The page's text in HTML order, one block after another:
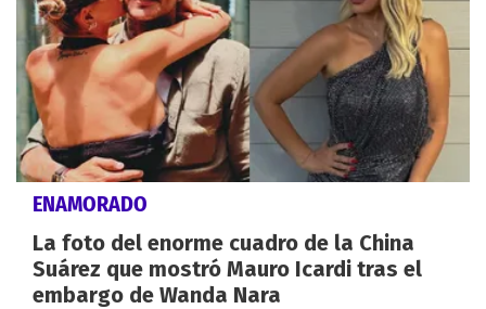
ENAMORADO
La foto del enorme cuadro de la China
Suárez que mostró Mauro Icardi tras el
embargo de Wanda Nara